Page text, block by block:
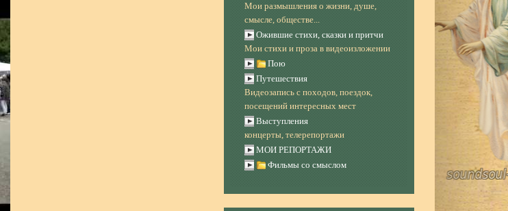
Мои размышления о жизни, душе,
смысле, обществе...
Ожившие стихи, сказки и притчи
Мои стихи и проза в видеоизложении
Пою
Путешествия
Видеозапись с походов, поездок,
посещений интересных мест
Выступления
концерты, телерепортажи
МОИ РЕПОРТАЖИ
Фильмы со смыслом